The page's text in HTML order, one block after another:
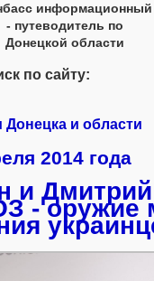
информационный
- путеводитель по
Донецкой области
по сайту:
Донецка и области
2014 года
и
- оружие